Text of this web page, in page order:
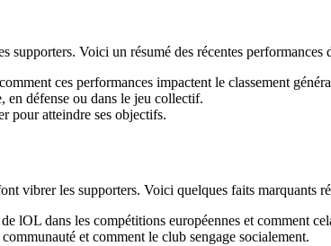
supporters. Voici un résumé des récentes
ces performances impactent le classement
en défense ou dans le jeu collectif.
pour atteindre ses objectifs.
vibrer les supporters. Voici quelques faits marquants
lOL dans les compétitions européennes et comment
et comment le club sengage socialement.